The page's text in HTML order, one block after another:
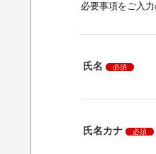
必要事項をご入
氏名 必須
氏名カナ 必須